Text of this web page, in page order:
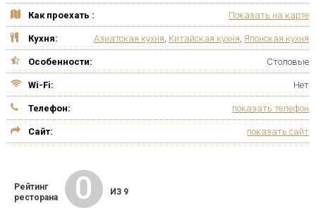
Как проехать : Показать на карте
Кухня: Азиатская кухня Китайская кухня Японская кухня
Особенности: Столовые
Wi-Fi: Нет
Телефон: показать телефон
Сайт: показать сайт
Рейтинг
ресторана
0 ИЗ 9